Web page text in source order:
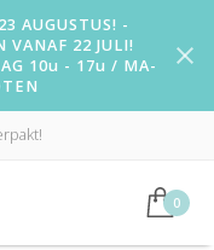
AUGUSTUS! -
VANAF 22 JULI!
10u - 17u / MA-
0